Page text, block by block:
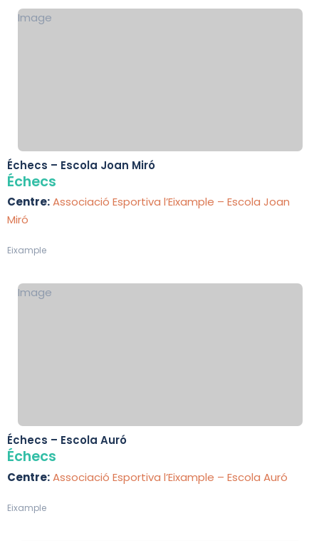
Image
Échecs – Escola Joan Miró
Échecs
Centre:Associació Esportiva l’Eixample – Escola Joan
Miró
Eixample
Image
Échecs – Escola Auró
Échecs
Centre:Associació Esportiva l’Eixample – Escola Auró
Eixample